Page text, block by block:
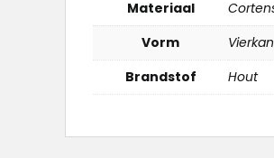
Materiaal
Vorm
Brandstof
Hout